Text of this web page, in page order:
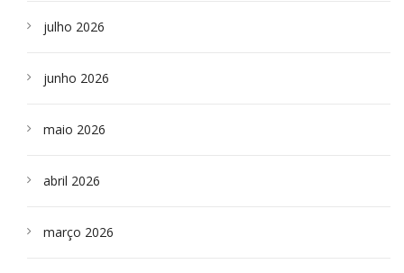
julho 2026
junho 2026
maio 2026
abril 2026
março 2026